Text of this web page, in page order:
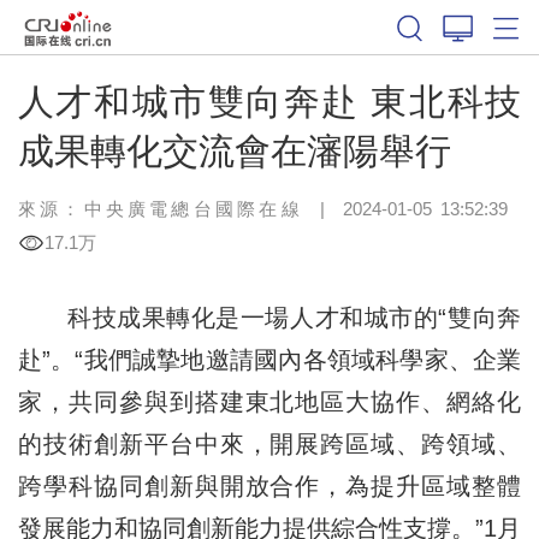
人才和城市雙向奔赴 東北科技
成果轉化交流會在瀋陽舉行
來源：中央廣電總台國際在線 | 2024-01-05 13:52:39
17.1万
科技成果轉化是一場人才和城市的“雙向奔
赴”。“我們誠摯地邀請國內各領域科學家、企業
家，共同參與到搭建東北地區大協作、網絡化
的技術創新平台中來，開展跨區域、跨領域、
跨學科協同創新與開放合作，為提升區域整體
發展能力和協同創新能力提供綜合性支撐。”1月